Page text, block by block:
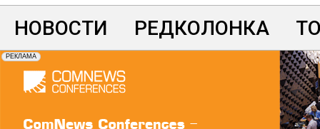
НОВОСТИ РЕДКОЛОНКА